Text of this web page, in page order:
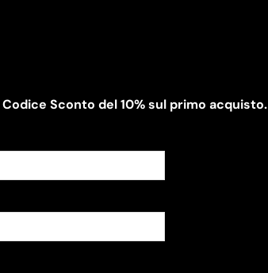
Sconto del 10% sul primo acquisto.